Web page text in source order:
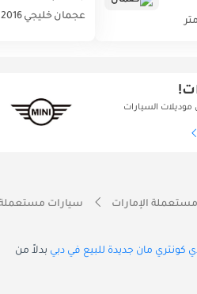
عجمان خليجي 2016
السيارات
الإمارات سيارات
كونتري مان جديدة للبيع في دبي بدلاً من